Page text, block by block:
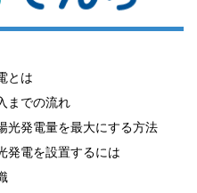
とは
までの流れ
光発電量を最大にする方法
発電を設置するには